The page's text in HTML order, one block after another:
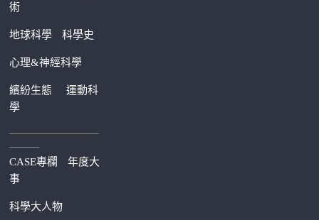
術
地球科學 科學史
心理&神經科學
繽紛生態運動科
學
—————————
———
CASE專欄
年度大
事
科學大人物